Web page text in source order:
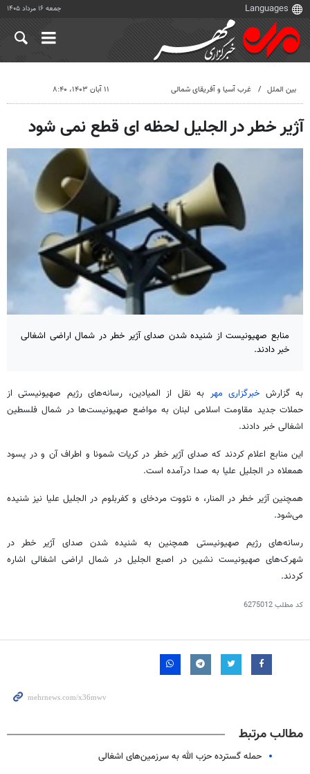
جمعه ۱۶ مرداد ۱۴۰۵
بین الملل غرب آسیا و آفریقای شمالی ۱۱ آبان ۱۴۰۳، ۸:۴۰
آژیر خطر در الجلیل لحظه ای قطع نمی شود
منابع صهیونیست از شنیده شدن صدای آژیر خطر در شمال اراضی اشغالی
خبر دادند.
به گزارش خبرگزاری مهر به نقل از المیادین، رسانه‌های رژیم صهیونیستی از
حملات جدید مقاومت اسلامی لبنان به مواضع صهیونیست‌ها در شمال فلسطین
اشغالی خبر دادند.
این منابع اعلام کردند که صدای آژیر خطر درکریات شمونا و اطراف آن و در یسود
همعلاه در الجلیل علیا به صدا درآمده است.
همچنین آژیر خطر در المنار، ه نئووت مردخای وکفربلوم در الجلیل علیا نیز شنیده
می‌شود.
رسانه‌های رژیم صهیونیستی همچنین به شنیده شدن صدای آژیر خطر در
شهرک‌های صهیونیست نشین در اصبع الجلیل در شمال اراضی اشغالی اشاره
کردند.
کد مطلب6275012
مطالب مرتبط
حمله گسترده حزب الله به سرزمین‌های اشغالی